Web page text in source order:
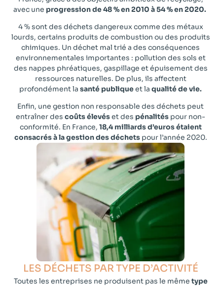
avec une progression de 48 % en 2010 à 54 % en 2020.
4 % sont des déchets dangereux comme des métaux
lourds, certains produits de combustion ou des produits
chimiques. Un déchet mal trié a des conséquences
environnementales importantes : pollution des sols et
des nappes phréatiques, gaspillage et épuisement des
ressources naturelles. De plus, ils affectent
profondément la santé publiqueet la qualité de vie.
Enfin, une gestion non responsable des déchets peut
entraîner des coûts élevéset des pénalités pour non-
conformité. En France, 18,4 milliards d’euros étaient
consacrés à la gestion des déchets pour l’année 2020.
LES DÉCHETS PAR TYPE D’ACTIVITÉ​
Toutes les entreprises ne produisent pas le même type